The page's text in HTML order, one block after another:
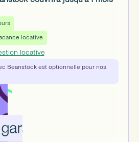
locative
locative
Beanstock est optionnelle pour nos